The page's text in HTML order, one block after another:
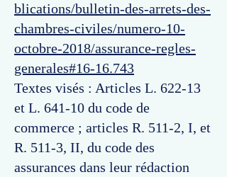
blications/bulletin-des-arrets-des-
chambres-civiles/numero-10-
octobre-2018/assurance-regles-
generales#16-16.743
Textes visés : Articles L. 622-13
et L. 641-10 du code de
commerce ; articles R. 511-2, I, et
R. 511-3, II, du code des
assurances dans leur rédaction